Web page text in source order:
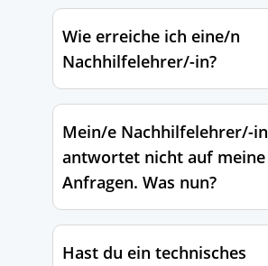
Wie erreiche ich eine/n
Nachhilfelehrer/-in?
Mein/e Nachhilfelehrer/-in
antwortet nicht auf meine
Anfragen. Was nun?
Hast du ein technisches